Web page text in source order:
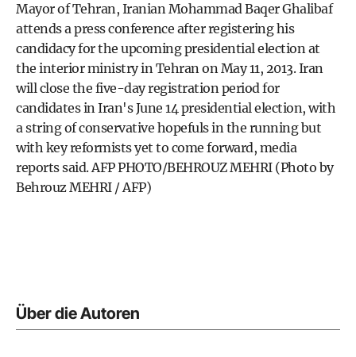
Mayor of Tehran, Iranian Mohammad Baqer Ghalibaf
attends a press conference after registering his
candidacy for the upcoming presidential election at
the interior ministry in Tehran on May 11, 2013. Iran
will close the five-day registration period for
candidates in Iran's June 14 presidential election, with
a string of conservative hopefuls in the running but
with key reformists yet to come forward, media
reports said. AFP PHOTO/BEHROUZ MEHRI (Photo by
Behrouz MEHRI / AFP)
Über die Autoren